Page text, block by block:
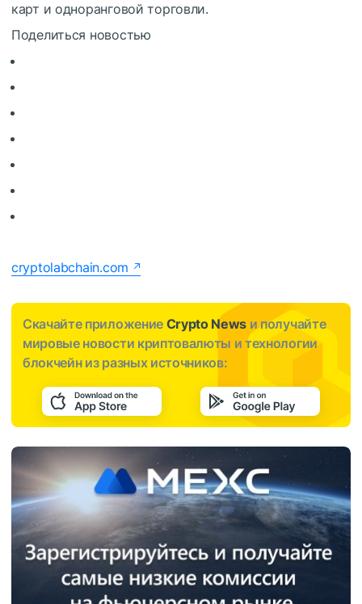
карт и одноранговой торговли.
Поделиться новостью
cryptolabchain.com
Скачайте приложение Crypto News и получайте
мировые новости криптовалюты и технологии
блокчейн из разных источников: